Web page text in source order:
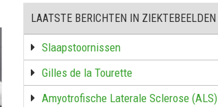
LAATSTE BERICHTEN IN ZIEKTEBEELDEN
Slaapstoornissen
Gilles de la Tourette
Amyotrofische Laterale Sclerose (ALS)